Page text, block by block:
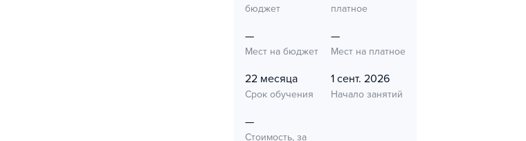
бюджет
платное
—
Мест на бюджет
—
Мест на платное
22 месяца
Срок обучения
1 сент. 2026
Начало занятий
—
Стоимость, за